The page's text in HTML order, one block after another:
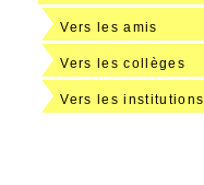
Vers les amis
Vers les collèges
Vers les institutions